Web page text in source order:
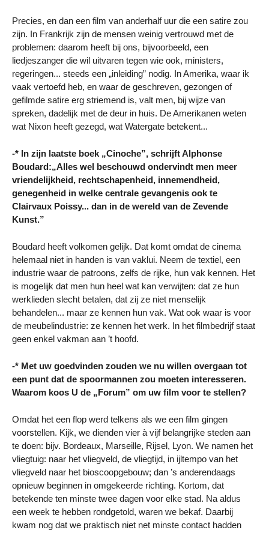
Precies, en dan een film van anderhalf uur die een satire zou
zijn. In Frankrijk zijn de mensen weinig vertrouwd met de
problemen: daarom heeft bij ons, bijvoorbeeld, een
liedjeszanger die wil uitvaren tegen wie ook, ministers,
regeringen... steeds een „inleiding” nodig. In Amerika, waar ik
vaak vertoefd heb, en waar de geschreven, gezongen of
gefilmde satire erg striemend is, valt men, bij wijze van
spreken, dadelijk met de deur in huis. De Amerikanen weten
wat Nixon heeft gezegd, wat Watergate betekent...
-* In zijn laatste boek „Cinoche”, schrijft Alphonse
Boudard:„Alles wel beschouwd ondervindt men meer
vriendelijkheid, rechtschapenheid, innemendheid,
genegenheid in welke centrale gevangenis ook te
Clairvaux Poissy... dan in de wereld van de Zevende
Kunst.”
Boudard heeft volkomen gelijk. Dat komt omdat de cinema
helemaal niet in handen is van vaklui. Neem de textiel, een
industrie waar de patroons, zelfs de rijke, hun vak kennen. Het
is mogelijk dat men hun heel wat kan verwijten: dat ze hun
werklieden slecht betalen, dat zij ze niet menselijk
behandelen... maar ze kennen hun vak. Wat ook waar is voor
de meubelindustrie: ze kennen het werk. In het filmbedrijf staat
geen enkel vakman aan ’t hoofd.
-* Met uw goedvinden zouden we nu willen overgaan tot
een punt dat de spoormannen zou moeten interesseren.
Waarom koos U de „Forum” om uw film voor te stellen?
Omdat het een flop werd telkens als we een film gingen
voorstellen. Kijk, we dienden vier à vijf belangrijke steden aan
te doen: bijv. Bordeaux, Marseille, Rijsel, Lyon. We namen het
vliegtuig: naar het vliegveld, de vliegtijd, in ijltempo van het
vliegveld naar het bioscoopgebouw; dan ’s anderendaags
opnieuw beginnen in omgekeerde richting. Kortom, dat
betekende ten minste twee dagen voor elke stad. Na aldus
een week te hebben rondgetold, waren we bekaf. Daarbij
kwam nog dat we praktisch niet net minste contact hadden